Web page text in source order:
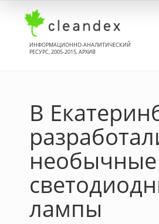
ИНФОРМАЦИОННО-АНАЛИТИЧЕСКИЙ
РЕСУРС, 2005-2015, АРХИВ
В
необычные
лампы